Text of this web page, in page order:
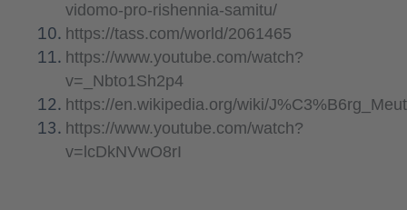
vidomo-pro-rishennia-samitu/
https://tass.com/world/2061465
https://www.youtube.com/watch?
v=_Nbto1Sh2p4
https://en.wikipedia.org/wiki/
https://www.youtube.com/watch?
v=lcDkNVwO8rI